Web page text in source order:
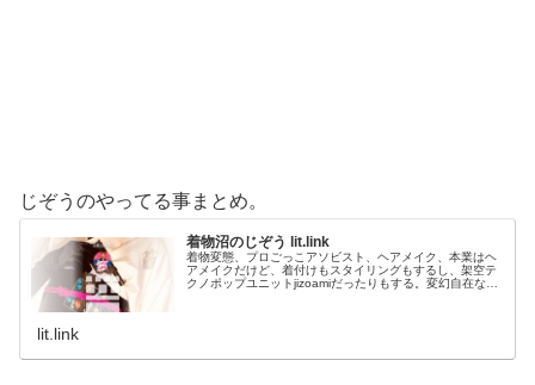
じぞうのやってる事まとめ。
着物沼のじぞう lit.link
着物変態、プロごっこアソビスト、ヘアメイク、本業はヘ
アメイクだけど、着付けもスタイリングもするし、架空テ
クノポップユニットjizoamiだったりもする。変幻自在なた
lit.link